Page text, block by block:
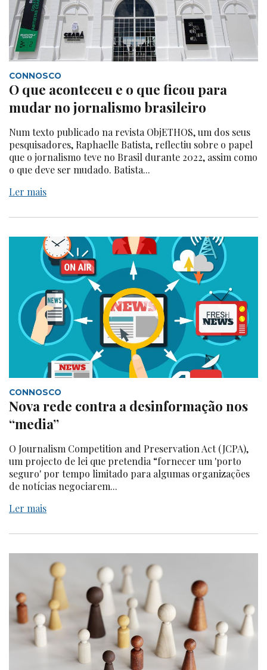
CONNOSCO
O que aconteceu e o que ficou para
mudar no jornalismo brasileiro
Num texto publicado na revista ObjETHOS, um dos seus
pesquisadores, Raphaelle Batista, reflectiu sobre o papel
que o jornalismo teve no Brasil durante 2022, assim como
o que deve ser mudado. Batista...
Ler mais
CONNOSCO
Nova rede contra a desinformação nos
“media”
O Journalism Competition and Preservation Act (JCPA),
um projecto de lei que pretendia “fornecer um 'porto
seguro' por tempo limitado para algumas organizações
de notícias negociarem...
Ler mais